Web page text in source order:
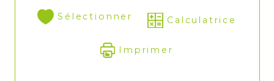
Sélectionner Calculatrice
Imprimer